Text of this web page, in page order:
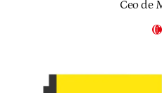
Ceo de